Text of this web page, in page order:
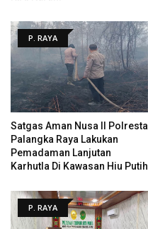
P. RAYA
Satgas Aman Nusa II Polresta
Palangka Raya Lakukan
Pemadaman Lanjutan
Karhutla Di Kawasan Hiu Putih
P. RAYA